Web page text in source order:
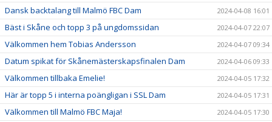
Dansk backtalang till Malmö FBC Dam 2024-04-08 16:01
Bäst i Skåne och topp 3 på ungdomssidan 2024-04-07 22:07
Välkommen hem Tobias Andersson 2024-04-07 09:34
Datum spikat för Skånemästerskapsfinalen Dam 2024-04-06 09:33
Välkommen tillbaka Emelie! 2024-04-05 17:32
Här är topp 5 i interna poängligan i SSL Dam 2024-04-05 17:31
Välkommen till Malmö FBC Maja! 2024-04-05 17:30